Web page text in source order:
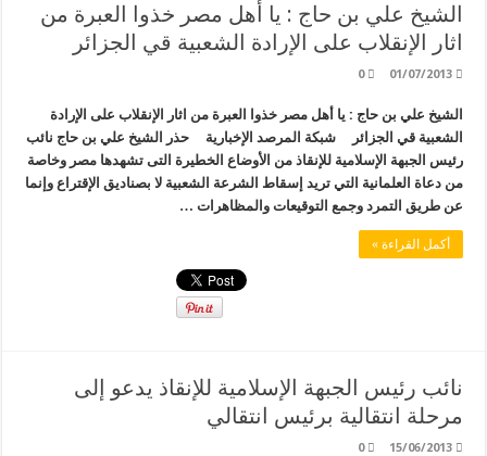
الشيخ علي بن حاج : يا أهل مصر خذوا العبرة من
اثار الإنقلاب على الإرادة الشعبية قي الجزائر
01/07/2013
0
الشيخ علي بن حاج : يا أهل مصر خذوا العبرة من اثار الإنقلاب على الإرادة
الشعبية قي الجزائر شبكة المرصد الإخبارية حذر الشيخ علي بن حاج نائب
رئيس الجبهة الإسلامية للإنقاذ من الأوضاع الخطيرة التى تشهدها مصر وخاصة
من دعاة العلمانية التي تريد إسقاط الشرعة الشعبية لا بصناديق الإقتراع وإنما
عن طريق التمرد وجمع التوقيعات والمظاهرات …
أكمل القراءة »
نائب رئيس الجبهة الإسلامية للإنقاذ يدعو إلى
مرحلة انتقالية برئيس انتقالي
15/06/2013
0